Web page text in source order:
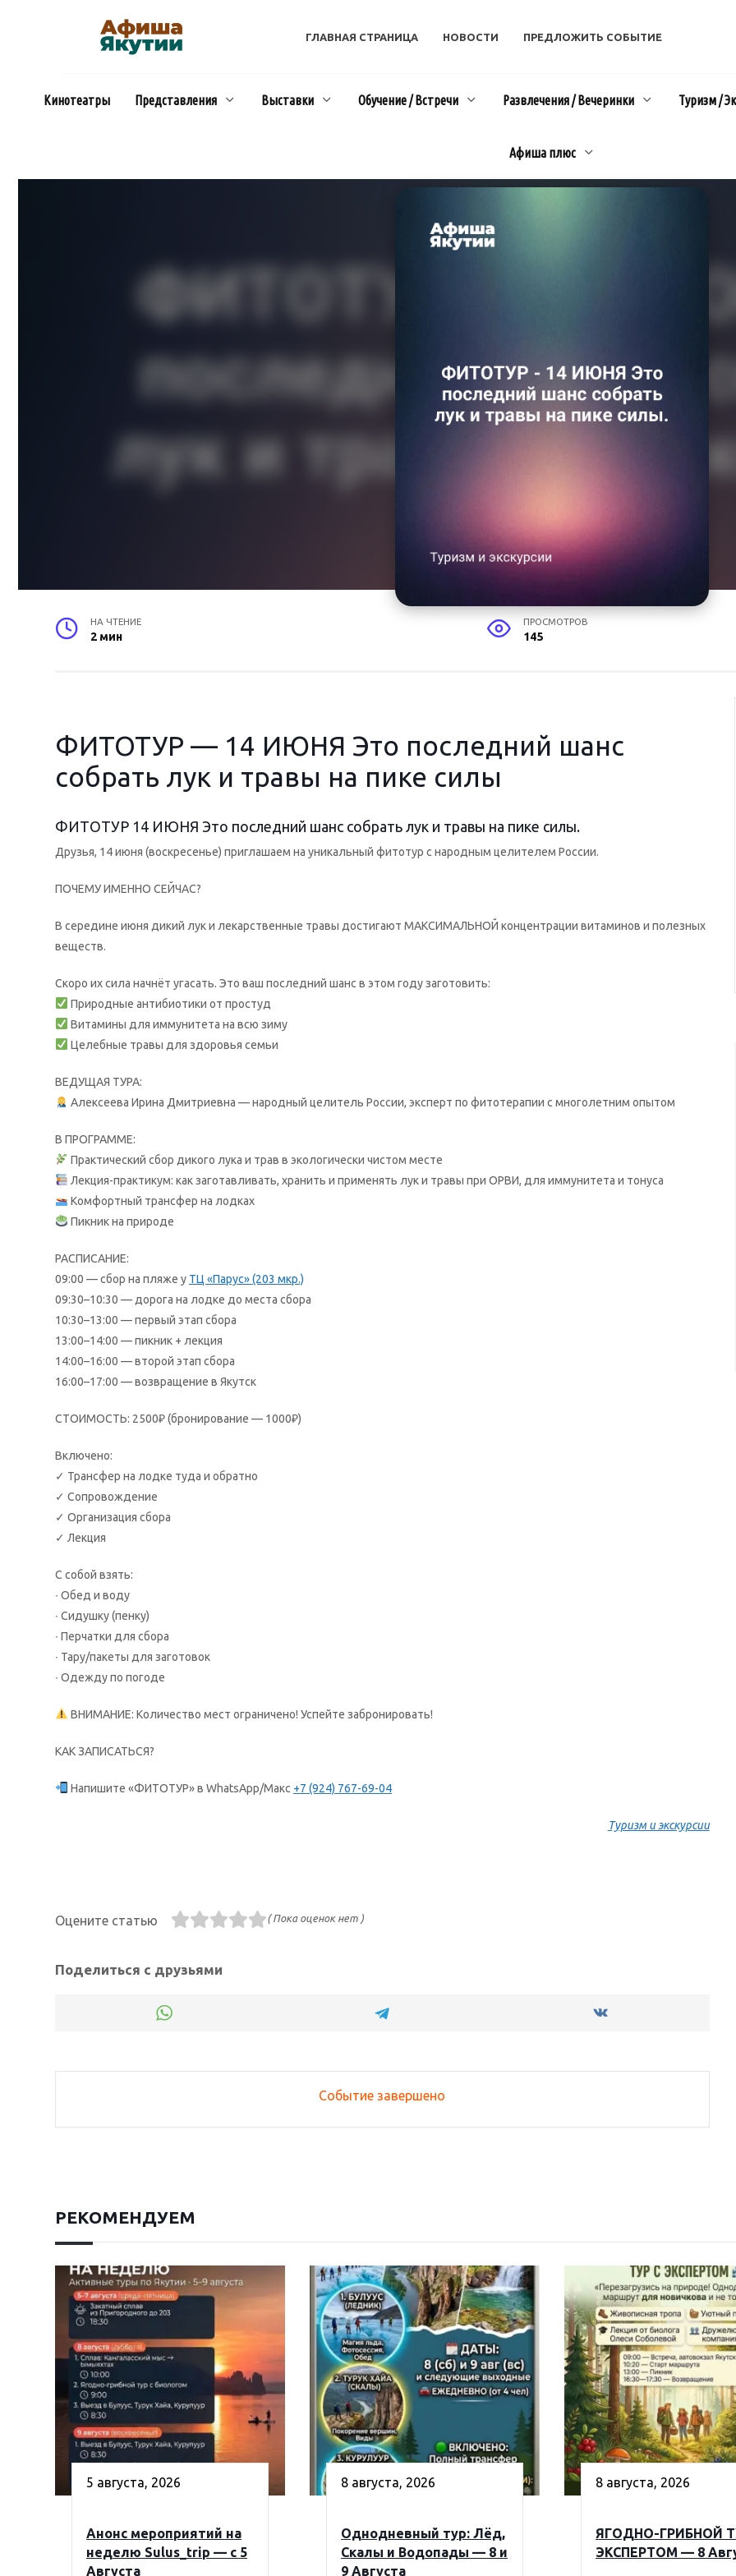
ГЛАВНАЯ СТРАНИЦА НОВОСТИ ПРЕДЛОЖИТЬ СОБЫТИЕ
Кинотеатры Представления Выставки Обучение / Встречи Развлечения / Вечеринки Туризм /
Афиша плюс
НА ЧТЕНИЕ
2 мин
ПРОСМОТРОВ
145
ФИТОТУР — 14 ИЮНЯ Это последний шанс
собрать лук и травы на пике силы
ФИТОТУР 14 ИЮНЯ Это последний шанс собрать лук и травы на пике силы.
Друзья, 14 июня (воскресенье) приглашаем на уникальный фитотур с народным целителем России.
ПОЧЕМУ ИМЕННО СЕЙЧАС?
В середине июня дикий лук и лекарственные травы достигают МАКСИМАЛЬНОЙ концентрации витаминов и полезных
веществ.
Скоро их сила начнёт угасать. Это ваш последний шанс в этом году заготовить:
Природные антибиотики от простуд
Витамины для иммунитета на всю зиму
Целебные травы для здоровья семьи
ВЕДУЩАЯ ТУРА:
Алексеева Ирина Дмитриевна — народный целитель России, эксперт по фитотерапии с многолетним опытом
В ПРОГРАММЕ:
Практический сбор дикого лука и трав в экологически чистом месте
Лекция-практикум: как заготавливать, хранить и применять лук и травы при ОРВИ, для иммунитета и тонуса
Комфортный трансфер на лодках
Пикник на природе
РАСПИСАНИЕ:
09:00 — сбор на пляже у ТЦ «Парус» (203 мкр.)
09:30–10:30 — дорога на лодке до места сбора
10:30–13:00 — первый этап сбора
13:00–14:00 — пикник + лекция
14:00–16:00 — второй этап сбора
16:00–17:00 — возвращение в Якутск
СТОИМОСТЬ: 2500₽ (бронирование — 1000₽)
Включено:
✓ Трансфер на лодке туда и обратно
✓ Сопровождение
✓ Организация сбора
✓ Лекция
С собой взять:
∙ Обед и воду
∙ Сидушку (пенку)
∙ Перчатки для сбора
∙ Тару/пакеты для заготовок
∙ Одежду по погоде
ВНИМАНИЕ: Количество мест ограничено! Успейте забронировать!
КАК ЗАПИСАТЬСЯ?
Напишите «ФИТОТУР» в WhatsApp/Макс +7 (924) 767-69-04
Туризм и экскурсии
Оцените статью ( Пока оценок нет )
Поделиться с друзьями
Событие завершено
РЕКОМЕНДУЕМ
5 августа, 2026
Анонс мероприятий на
неделю Sulus_trip — с 5
Августа
8 августа, 2026
Однодневный тур: Лёд,
Скалы и Водопады — 8 и
9 Августа
8 августа, 2026
ЯГОДНО-ГРИБНОЙ
ЭКСПЕРТОМ — 8